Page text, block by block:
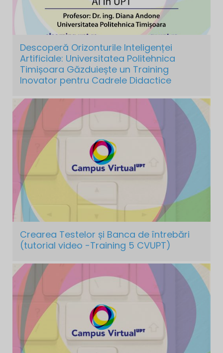
Descoperă Orizonturile Inteligenței
Artificiale: Universitatea Politehnica
Timișoara Găzduiește un Training
Inovator pentru Cadrele Didactice
Crearea Testelor și Banca de întrebări
(tutorial video -Training 5 CVUPT)